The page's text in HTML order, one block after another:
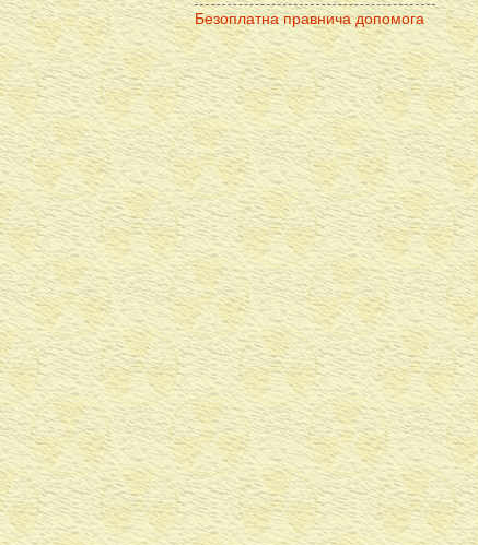
Безоплатна правнича допомога